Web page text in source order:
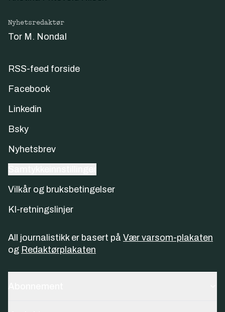
Nyhetsredaktør
Tor M. Nondal
RSS-feed forside
Facebook
Linkedin
Bsky
Nyhetsbrev
Vilkår og bruksbetingelser
KI-retningslinjer
All journalistikk er basert på Vær varsom-plakaten
og Redaktørplakaten